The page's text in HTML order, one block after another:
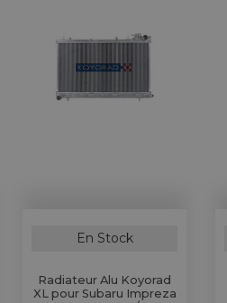
En Stock
Radiateur Alu Koyorad
XL pour Subaru Impreza